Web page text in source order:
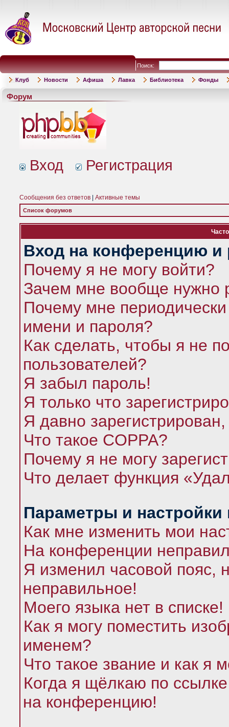
Поиск:
Клуб Новости Афиша Лавка Библиотека Фонды
Форум
Вход Регистрация
Сообщения без ответов Активные темы
Список форумов
Вход на конференцию и
Почему я не могу войти?
Зачем мне вообще нужно
Почему мне
имени и пароля?
Как сделать, чтобы я не
пользователей?
Я забыл пароль!
Я только что
Я давно
Что такое COPPA?
Почему я не могу
Что делает функция
Параметры и настройки
Как мне изменить мои
На конференции
Я изменил часовой пояс,
неправильное!
Моего языка нет в списке!
Как я могу поместить
именем?
Что такое звание и как я
Когда я щёлкаю по
на конференцию!